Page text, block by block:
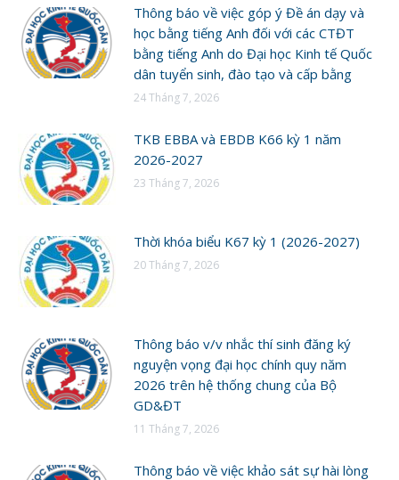
Thông báo về việc góp ý Đề án dạy và
học bằng tiếng Anh đối với các CTĐT
bằng tiếng Anh do Đại học Kinh tế Quốc
dân tuyển sinh, đào tạo và cấp bằng
24 Tháng 7, 2026
TKB EBBA và EBDB K66 kỳ 1 năm
2026-2027
23 Tháng 7, 2026
Thời khóa biểu K67 kỳ 1 (2026-2027)
20 Tháng 7, 2026
Thông báo v/v nhắc thí sinh đăng ký
nguyện vọng đại học chính quy năm
2026 trên hệ thống chung của Bộ
GD&ĐT
11 Tháng 7, 2026
Thông báo về việc khảo sát sự hài lòng